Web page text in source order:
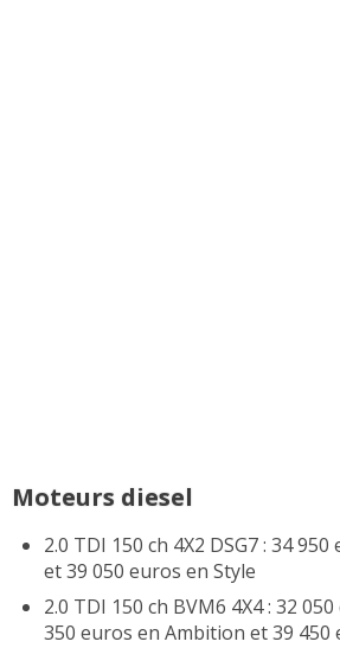
Moteurs diesel
2.0 TDI 150 ch 4X2 DSG7 : 34
et 39 050 euros en Style
2.0 TDI 150 ch BVM6 4X4 : 32
350 euros en Ambition et 39 450